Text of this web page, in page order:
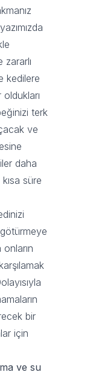
kedilere
terk
ve
daha
kısa süre
bir
için
ve su